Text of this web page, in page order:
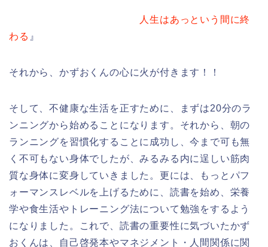
人生はあっという間に終
わる 』
それから、かずおくんの心に火が付きます！！
そして、不健康な生活を正すために、まずは20分のラ
ンニングから始めることになります。それから、朝の
ランニングを習慣化することに成功し、今まで可も無
く不可もない身体でしたが、みるみる内に逞しい筋肉
質な身体に変身していきました。更には、もっとパフ
ォーマンスレベルを上げるために、読書を始め、栄養
学や食生活やトレーニング法について勉強をするよう
になりました。これで、読書の重要性に気づいたかず
おくんは、自己啓発本やマネジメント・人間関係に関